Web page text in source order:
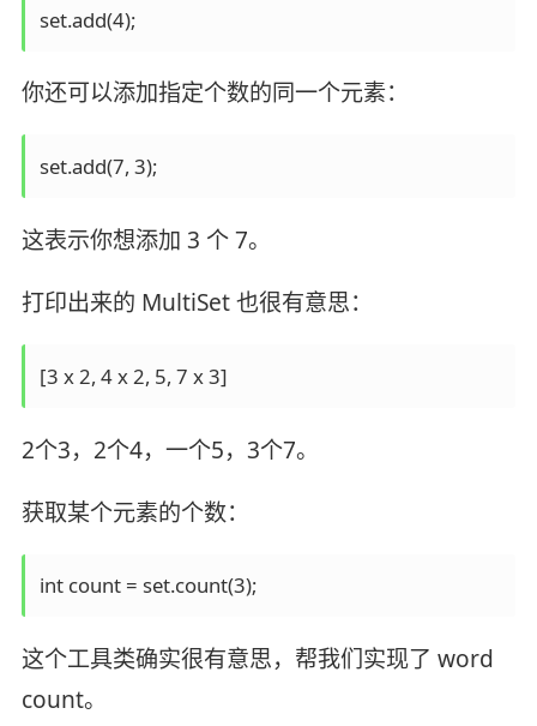
set.add(4);
你还可以添加指定个数的同一个元素：
set.add(7, 3);
这表示你想添加 3 个 7。
打印出来的 MultiSet 也很有意思：
[3 x 2, 4 x 2, 5, 7 x 3]
2个3，2个4，一个5，3个7。
获取某个元素的个数：
int count = set.count(3);
这个工具类确实很有意思，帮我们实现了 word
count。